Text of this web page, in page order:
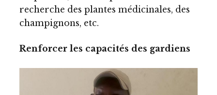
recherche des plantes médicinales, des
champignons, etc.
Renforcer les capacités des gardiens